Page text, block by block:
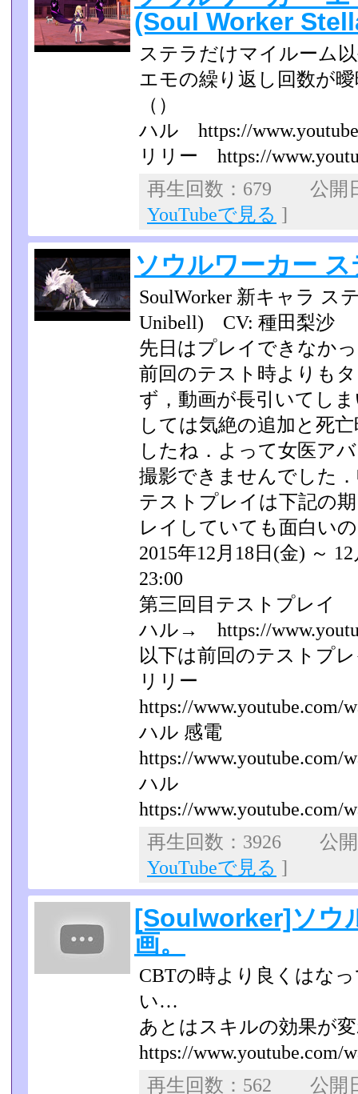
(Soul Worker
ステラだけマイルーム
エモの繰り返し回数が
（）
ハル https://
リリー https://
再生回数：679 公開
YouTubeで見る ]
ソウルワーカー
SoulWorker 新キャラ ス
Unibell) CV: 種田梨沙
先日はプレイできなか
前回のテスト時よりも
ず，動画が長引いてし
しては気絶の追加と死
したね．よって女医ア
撮影できませんでした
テストプレイは下記の
レイしていても面白い
2015年12月18日(金) ～
23:00
第三回目テストプレイ
ハル→ https://
以下は前回のテストプ
リリー
https://www.youtube.com/
ハル 感電
https://www.youtube.com/
ハル
https://www.youtube.com/
再生回数：3926 公
YouTubeで見る ]
[Soulworker]ソウ
画。
CBTの時より良くはな
い…
あとはスキルの効果が
https://
再生回数：562 公開